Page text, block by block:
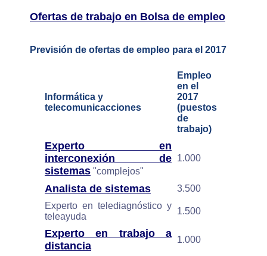
Ofertas de trabajo en Bolsa de empleo
Previsión de ofertas de empleo para el 2017
Informática y
telecomunicacciones
Empleo
en el
2017
(puestos
de
trabajo)
Experto en
interconexión de
sistemas "complejos"
1.000
Analista de sistemas
3.500
Experto en telediagnóstico y
teleayuda
1.500
Experto en trabajo a
distancia
1.000